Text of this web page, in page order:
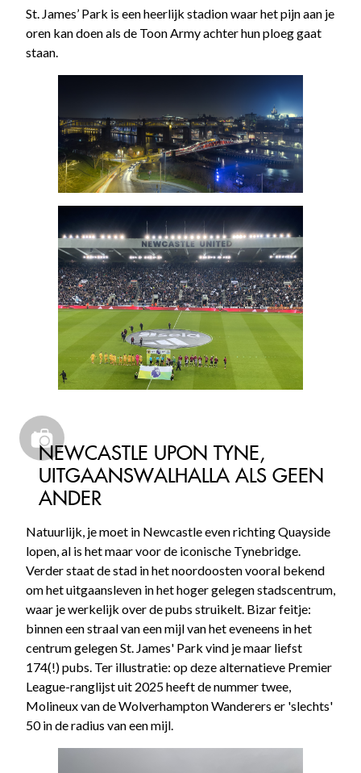
St. James’ Park is een heerlijk stadion waar het pijn aan je
oren kan doen als de Toon Army achter hun ploeg gaat
staan.
NEWCASTLE UPON TYNE,
UITGAANSWALHALLA ALS GEEN
ANDER
Natuurlijk, je moet in Newcastle even richting Quayside
lopen, al is het maar voor de iconische Tynebridge.
Verder staat de stad in het noordoosten vooral bekend
om het uitgaansleven in het hoger gelegen stadscentrum,
waar je werkelijk over de pubs struikelt. Bizar feitje:
binnen een straal van een mijl van het eveneens in het
centrum gelegen St. James' Park vind je maar liefst
174(!) pubs. Ter illustratie: op deze alternatieve Premier
League-ranglijst uit 2025 heeft de nummer twee,
Molineux van de Wolverhampton Wanderers er 'slechts'
50 in de radius van een mijl.